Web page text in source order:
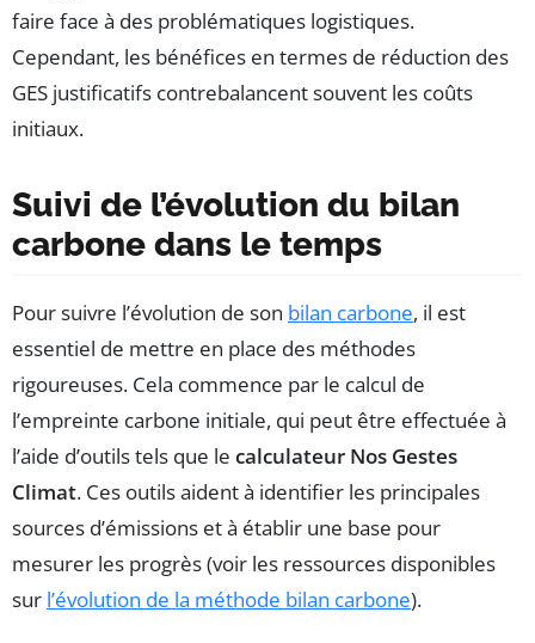
faire face à des problématiques logistiques.
Cependant, les bénéfices en termes de réduction des
GES justificatifs contrebalancent souvent les coûts
initiaux.
Suivi de l’évolution du bilan
carbone dans le temps
Pour suivre l’évolution de son bilan carbone, il est
essentiel de mettre en place des méthodes
rigoureuses. Cela commence par le calcul de
l’empreinte carbone initiale, qui peut être effectuée à
l’aide d’outils tels que le calculateur Nos Gestes
Climat. Ces outils aident à identifier les principales
sources d’émissions et à établir une base pour
mesurer les progrès (voir les ressources disponibles
sur l’évolution de la méthode bilan carbone).